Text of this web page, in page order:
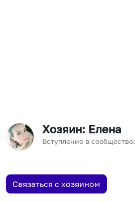
Хозяин: Елена
Вступление в сообщество:
Связаться с хозяином